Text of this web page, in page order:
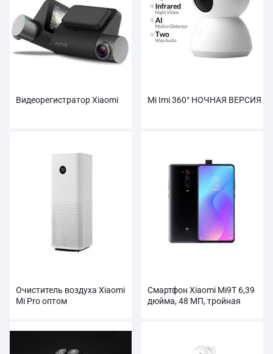
Видеорегистратор Xiaomi Mi Imi 360° НОЧНАЯ ВЕРСИЯ
Очиститель воздуха Xiaomi
Mi Pro оптом
Смартфон Xiaomi Mi9T 6,39
дюйма, 48 МП, тройная